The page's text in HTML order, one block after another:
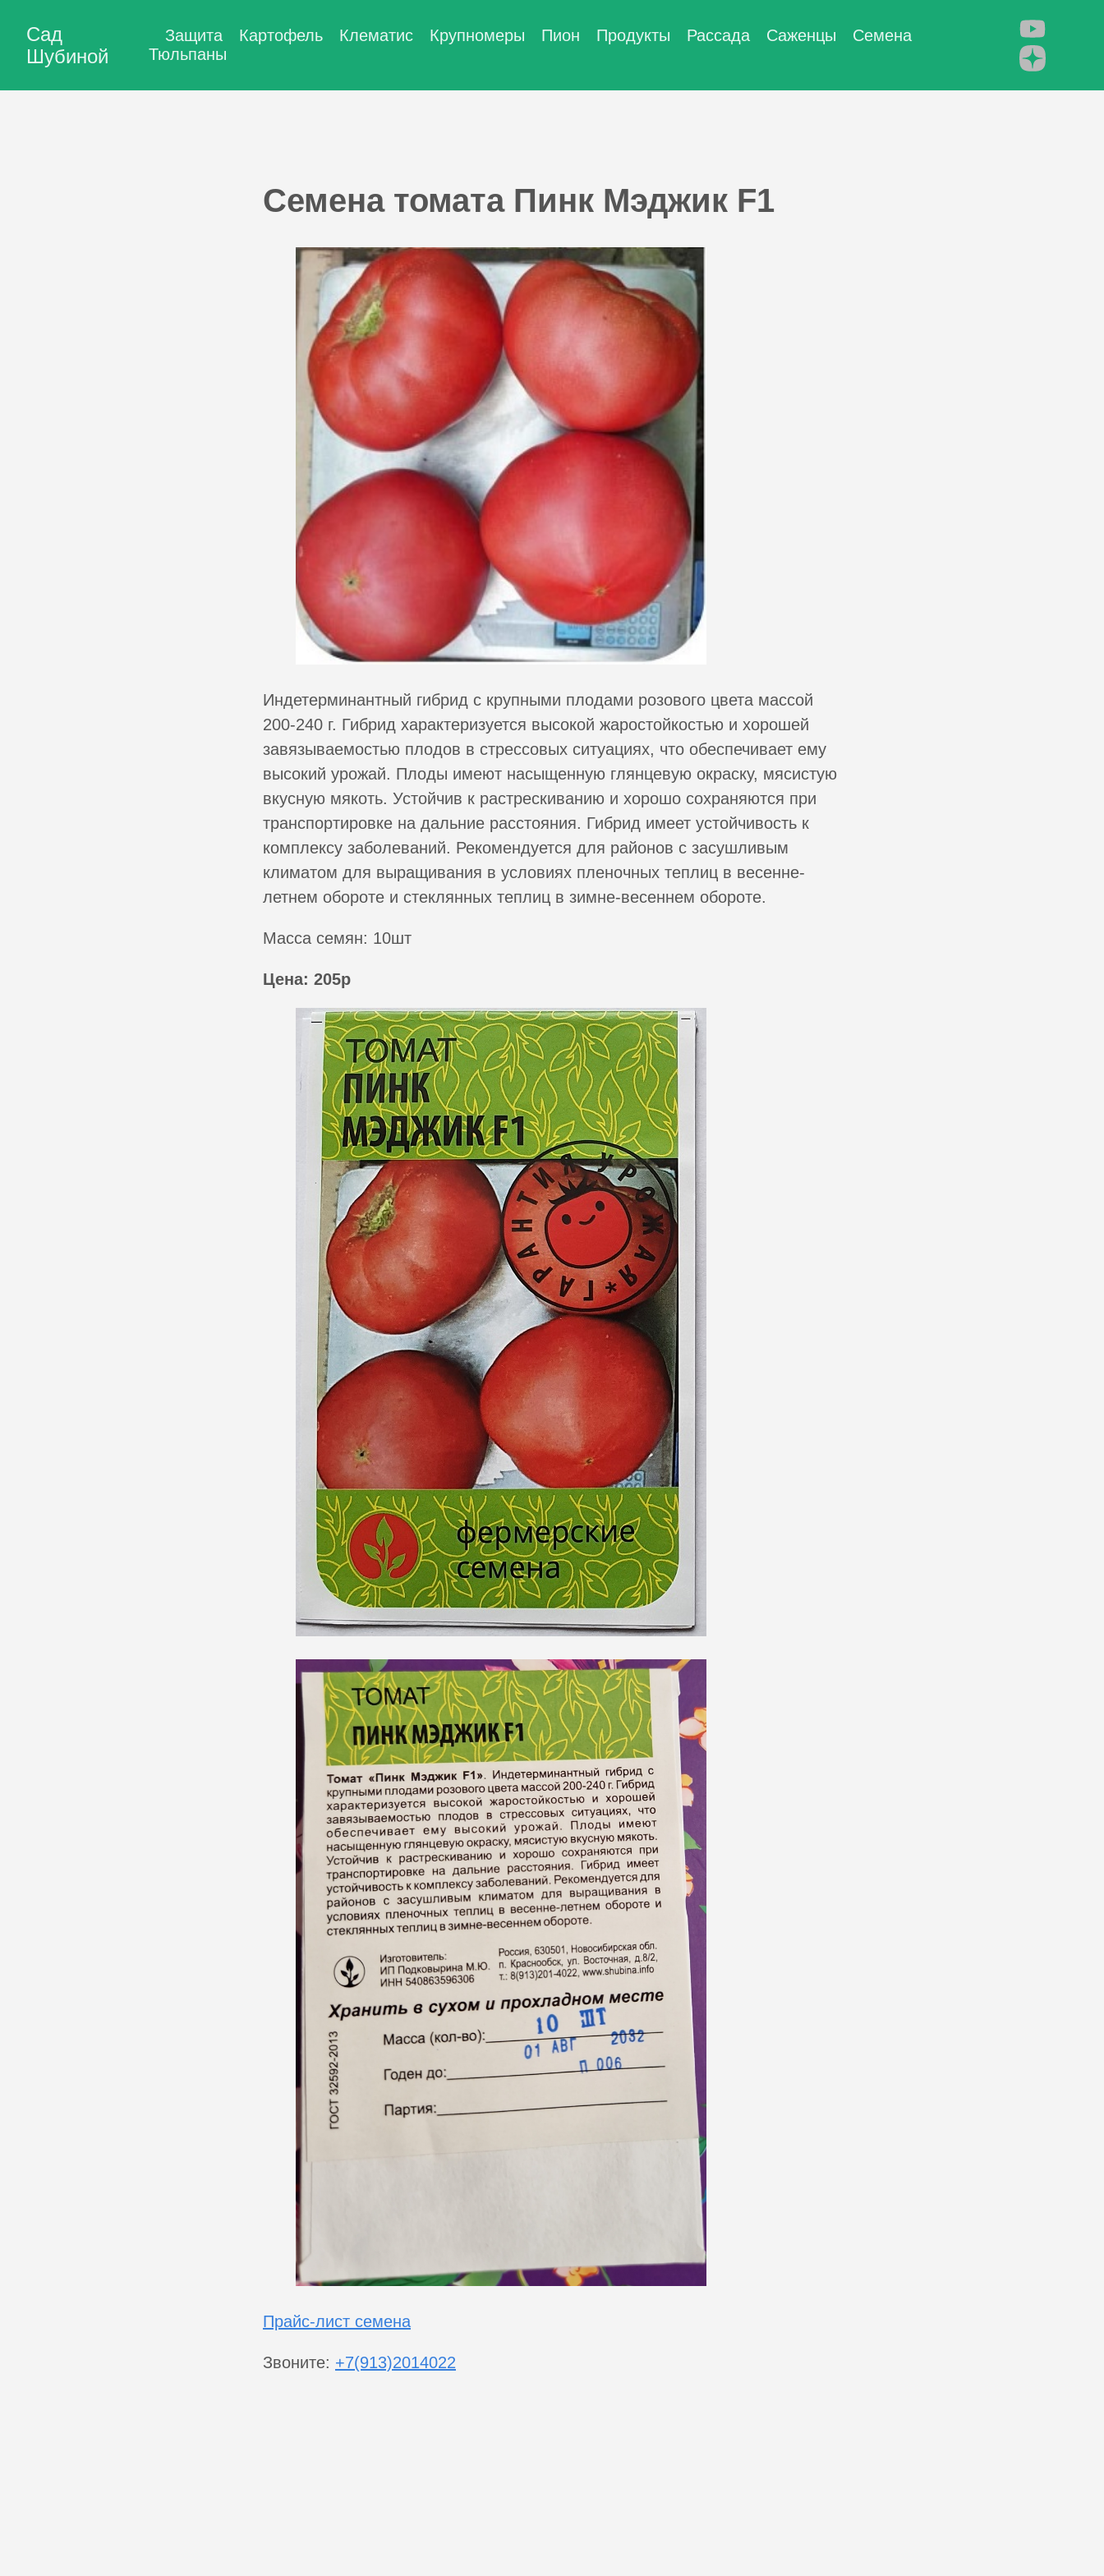
Сад
Шубиной
Защита Картофель Клематис Крупномеры Пион Продукты Рассада Саженцы
Семена
Тюльпаны
Семена томата Пинк Мэджик F1
Индетерминантный гибрид с крупными плодами розового цвета массой
200-240 г. Гибрид характеризуется высокой жаростойкостью и хорошей
завязываемостью плодов в стрессовых ситуациях, что обеспечивает ему
высокий урожай. Плоды имеют насыщенную глянцевую окраску, мясистую
вкусную мякоть. Устойчив к растрескиванию и хорошо сохраняются при
транспортировке на дальние расстояния. Гибрид имеет устойчивость к
комплексу заболеваний. Рекомендуется для районов с засушливым
климатом для выращивания в условиях пленочных теплиц в весенне-
летнем обороте и стеклянных теплиц в зимне-весеннем обороте.
Масса семян: 10шт
Цена: 205р
Прайс-лист семена
Звоните: +7(913)2014022